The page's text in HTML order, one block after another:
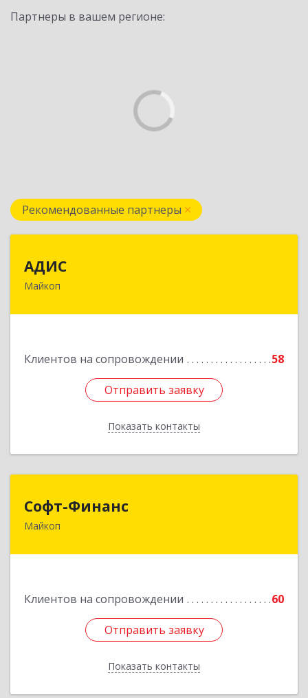
Партнеры в вашем регионе:
Рекомендованные партнеры
АДИС
Майкоп
Клиентов на сопровождении 58
Отправить заявку
Показать контакты
Отправить заявку
Назад
Софт-Финанс
Майкоп
Клиентов на сопровождении 60
Отправить заявку
Показать контакты
385006, Адыгея Респ, Майкоп г, Калинина ул,
Отправить заявку
Назад